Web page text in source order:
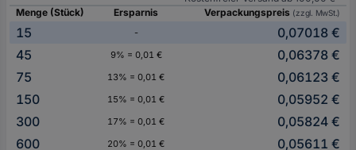
Menge (Stück)
Ersparnis Verpackungspreis (zzgl. MwSt.)
15 -
0,07018 €
45
9% = 0,01 €
0,06378 €
75
13% = 0,01 €
0,06123 €
150
15% = 0,01 €
0,05952 €
300
17% = 0,01 €
0,05824 €
600
20% = 0,01 €
0,05611 €